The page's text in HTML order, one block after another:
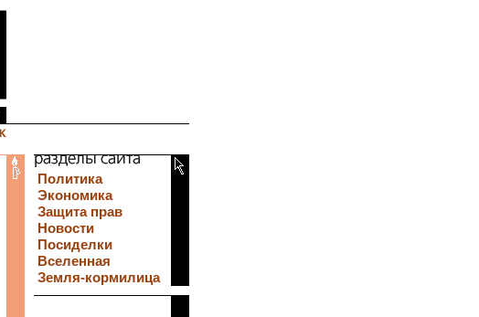
Политика
Экономика
Защита прав
Новости
Посиделки
Вселенная
Земля-кормилица